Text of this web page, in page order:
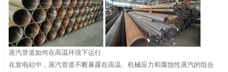
蒸汽管道如何在高温环境下运行
在发电站中，蒸汽管道不断暴露在高温、机械应力和腐蚀性蒸汽的组合